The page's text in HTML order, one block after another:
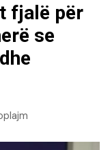
fjalë për
se